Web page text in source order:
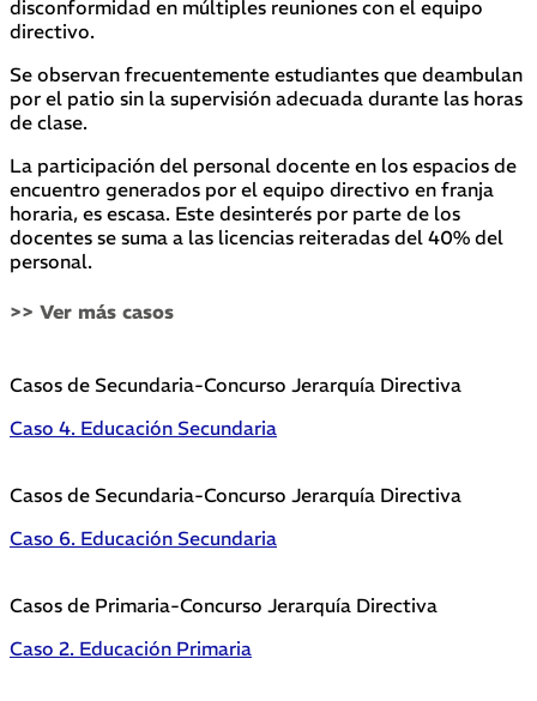
disconformidad en múltiples reuniones con el equipo
directivo.
Se observan frecuentemente estudiantes que deambulan
por el patio sin la supervisión adecuada durante las horas
de clase.
La participación del personal docente en los espacios de
encuentro generados por el equipo directivo en franja
horaria, es escasa. Este desinterés por parte de los
docentes se suma a las licencias reiteradas del 40% del
personal.
>> Ver más casos
Casos de Secundaria-Concurso Jerarquía Directiva
Caso 4. Educación Secundaria
Casos de Secundaria-Concurso Jerarquía Directiva
Caso 6. Educación Secundaria
Casos de Primaria-Concurso Jerarquía Directiva
Caso 2. Educación Primaria